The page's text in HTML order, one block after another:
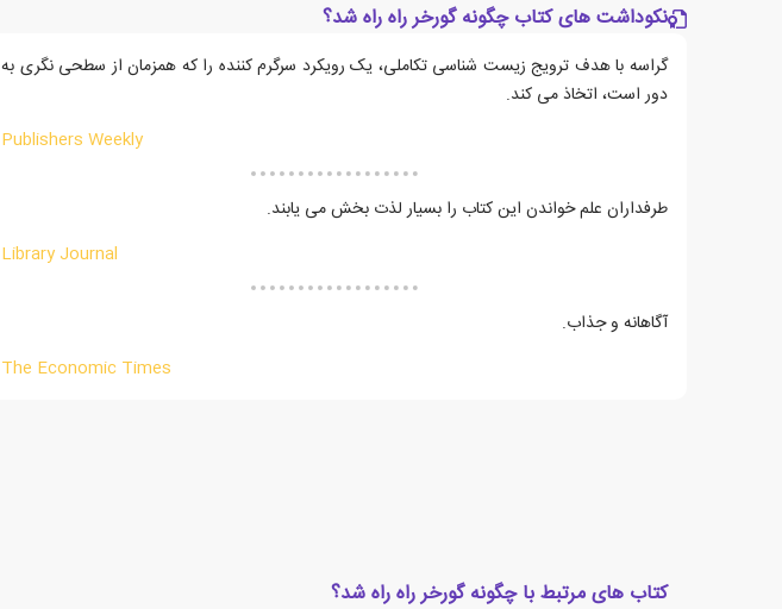
نکوداشت های کتاب چگونه گورخر راه راه شد؟
گراسه با هدف ترویج زیست شناسی تکاملی، یک رویکرد سرگرم کننده را که همزمان از سطحی نگری به
دور است، اتخاذ می کند.
Publishers Weekly
طرفداران علم خواندن این کتاب را بسیار لذت بخش می یابند.
Library Journal
آگاهانه و جذاب.
The Economic Times
کتاب های مرتبط با چگونه گورخر راه راه شد؟